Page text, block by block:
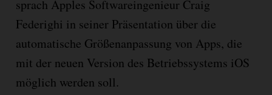
sprach Apples Softwareingenieur Craig
Federighi in seiner Präsentation über die
automatische Größenanpassung von Apps, die
mit der neuen Version des Betriebssystems iOS
möglich werden soll.